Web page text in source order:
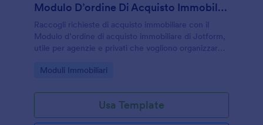
Modulo D’ordine Di Acquisto Immobiliare
Raccogli richieste di acquisto immobiliare con il
Modulo d’ordine di acquisto immobiliare di Jotform,
utile per agenzie e privati che vogliono organizzare
online.
Go to Category:
Moduli Immobiliari
Usa Template